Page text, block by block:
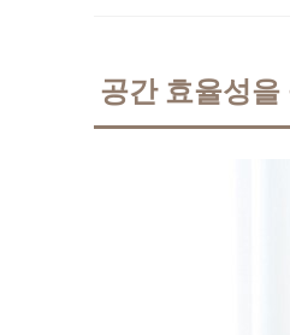
공간 효율성을